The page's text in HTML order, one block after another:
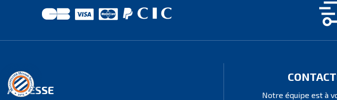
ADRESSE
Notre équipe est à